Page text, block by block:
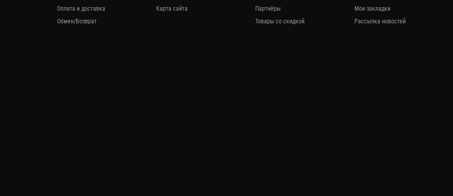
Оплата и доставка
Обмен/Возврат
Карта сайта
Партнёры
Товары со скидкой
Мои закладки
Рассылка новостей